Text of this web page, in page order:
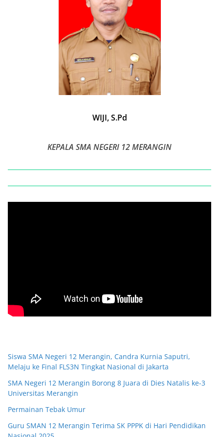
WIJI, S.Pd
KEPALA SMA NEGERI 12 MERANGIN
Siswa SMA Negeri 12 Merangin, Candra Kurnia Saputri,
Melaju ke Final FLS3N Tingkat Nasional di Jakarta
SMA Negeri 12 Merangin Borong 8 Juara di Dies Natalis ke-3
Universitas Merangin
Permainan Tebak Umur
Guru SMAN 12 Merangin Terima SK PPPK di Hari Pendidikan